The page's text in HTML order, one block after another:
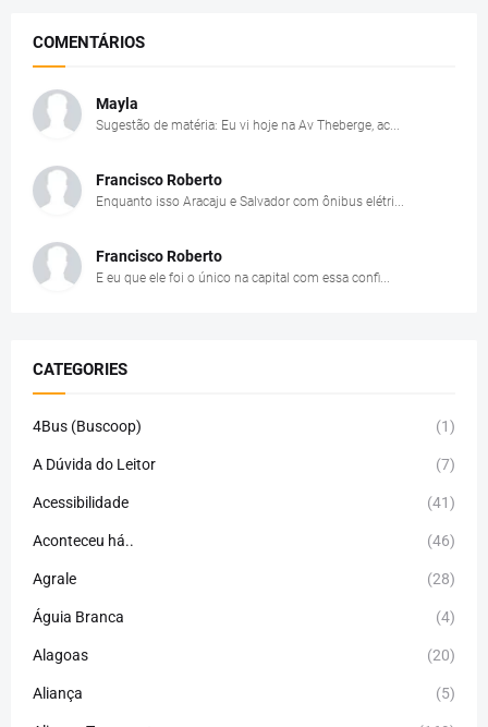
COMENTÁRIOS
Mayla
Sugestão de matéria: Eu vi hoje na Av Theberge, ac...
Francisco Roberto
Enquanto isso Aracaju e Salvador com ônibus elétri...
Francisco Roberto
E eu que ele foi o único na capital com essa confi...
CATEGORIES
4Bus (Buscoop) (1)
A Dúvida do Leitor (7)
Acessibilidade (41)
Aconteceu há.. (46)
Agrale (28)
Águia Branca (4)
Alagoas (20)
Aliança (5)